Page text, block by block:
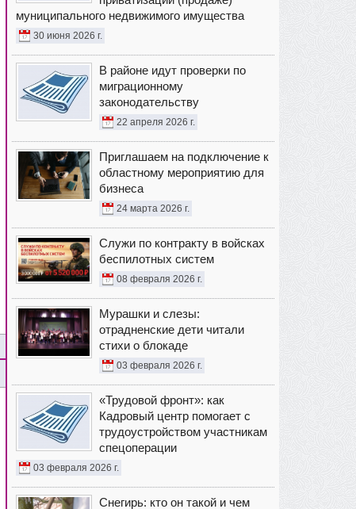
муниципального недвижимого имущества
30 июня 2026 г.
В районе идут проверки по
миграционному
законодательству
22 апреля 2026 г.
Приглашаем на подключение к
областному мероприятию для
бизнеса
24 марта 2026 г.
Служи по контракту в войсках
беспилотных систем
08 февраля 2026 г.
Мурашки и слезы:
отрадненские дети читали
стихи о блокаде
03 февраля 2026 г.
«Трудовой фронт»: как
Кадровый центр помогает с
трудоустройством участникам
спецоперации
03 февраля 2026 г.
Снегирь: кто он такой и чем